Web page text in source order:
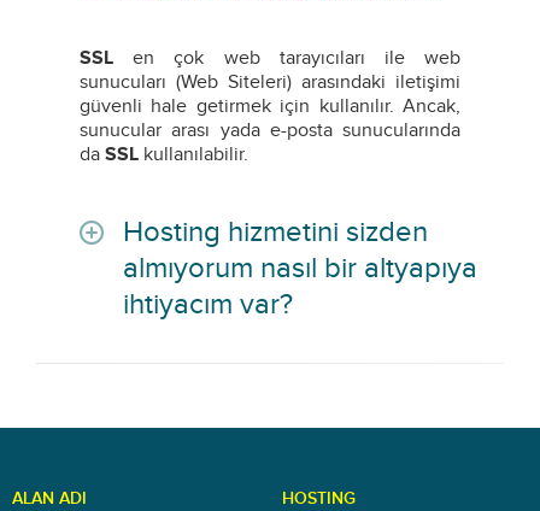
SSL en çok web tarayıcıları ile web
sunucuları (Web Siteleri) arasındaki iletişimi
güvenli hale getirmek için kullanılır. Ancak,
sunucular arası yada e-posta sunucularında
da SSL kullanılabilir.
Hosting hizmetini sizden
almıyorum nasıl bir altyapıya
ihtiyacım var?
ALAN ADI HOSTING